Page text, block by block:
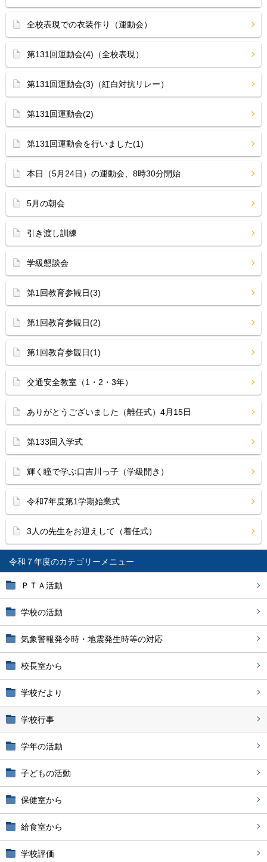
令和７年度
ＰＴＡ活動
学校の活動
気象警報発令時・地震発生時等の対応
校長室から
学校だより
学校行事
学年の活動
子どもの活動
保健室から
給食室から
学校評価
全校表現での衣装作り（運動会）
第131回運動会(4)（全校表現）
第131回運動会(3)（紅白対抗リレー）
第131回運動会(2)
第131回運動会を行いました(1)
本日（5月24日）の運動会、8時30分開始
5月の朝会
引き渡し訓練
学級懇談会
第1回教育参観日(3)
第1回教育参観日(2)
第1回教育参観日(1)
交通安全教室（1・2・3年）
ありがとうございました（離任式）4月15日
第133回入学式
輝く瞳で学ぶ口吉川っ子（学級開き）
令和7年度第1学期始業式
3人の先生をお迎えして（着任式）